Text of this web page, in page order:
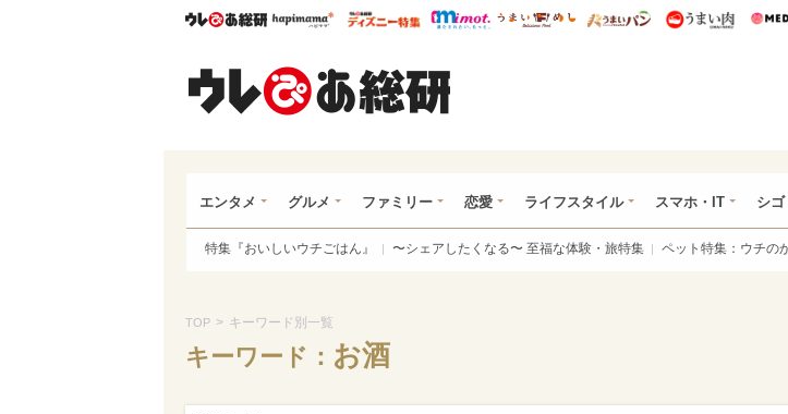
ウレぴあ総研ハピママ* ウレぴあ総研 ディズニー特集
mimot. うまいめし うまいパン うま
エンタメ グルメ ファミリー 恋愛 ライフスタイル スマホ・IT シゴ
特集『おいしいウチごはん』 〜シェアしたくなる〜 至福な体験・旅特集 ペット特集：ウチの
TOP > キーワード別一覧
キーワード： お酒